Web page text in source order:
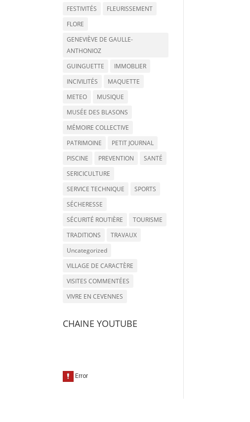
FESTIVITÉS
FLEURISSEMENT
FLORE
GENEVIÈVE DE GAULLE-
ANTHONIOZ
GUINGUETTE
IMMOBLIER
INCIVILITÉS
MAQUETTE
METEO
MUSIQUE
MUSÉE DES BLASONS
MÉMOIRE COLLECTIVE
PATRIMOINE
PETIT JOURNAL
PISCINE
PREVENTION
SANTÉ
SERICICULTURE
SERVICE TECHNIQUE
SPORTS
SÉCHERESSE
SÉCURITÉ ROUTIÈRE
TOURISME
TRADITIONS
TRAVAUX
Uncategorized
VILLAGE DE CARACTÈRE
VISITES COMMENTÉES
VIVRE EN CEVENNES
CHAINE YOUTUBE